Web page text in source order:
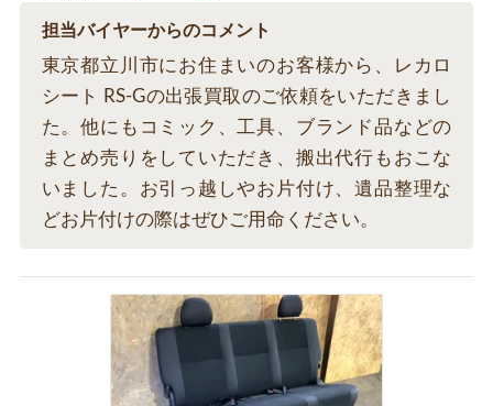
担当バイヤーからのコメント
東京都立川市にお住まいのお客様から、レカロ
シート RS-Gの出張買取のご依頼をいただきまし
た。他にもコミック、工具、ブランド品などの
まとめ売りをしていただき、搬出代行もおこな
いました。お引っ越しやお片付け、遺品整理な
どお片付けの際はぜひご用命ください。